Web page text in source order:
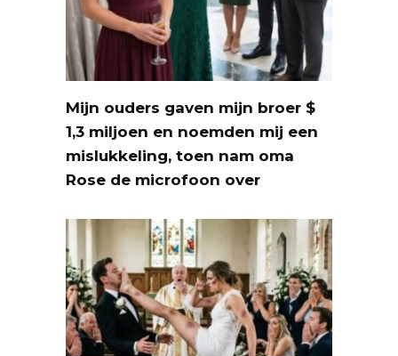
Mijn ouders gaven mijn broer $
1,3 miljoen en noemden mij een
mislukkeling, toen nam oma
Rose de microfoon over